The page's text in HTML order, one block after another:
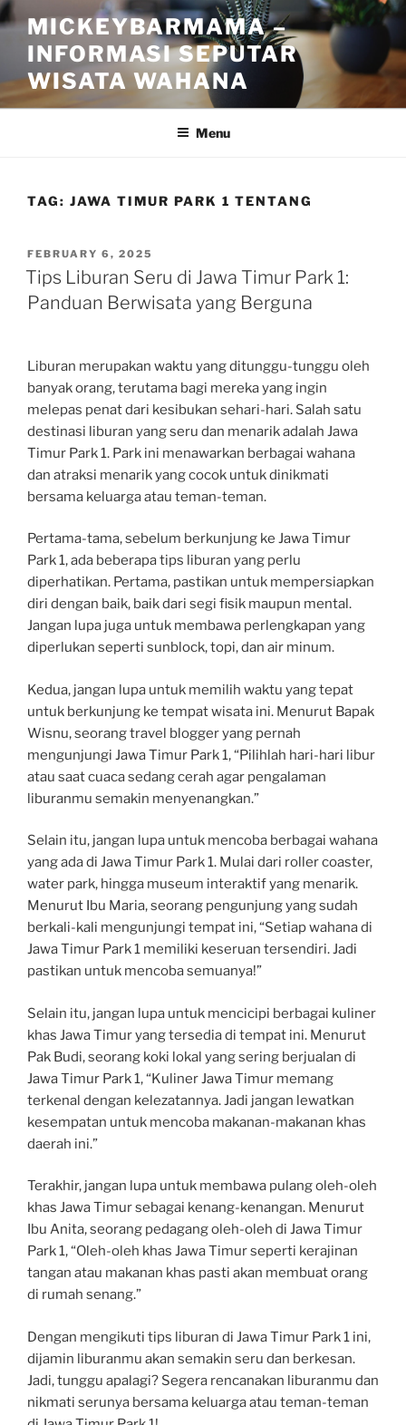
Skip
to
content
MICKEYBARMAMA –
INFORMASI SEPUTAR
WISATA WAHANA
Menu
TAG: JAWA TIMUR PARK 1 TENTANG
POSTED
ON
FEBRUARY 6, 2025
Tips Liburan Seru di Jawa Timur Park 1:
Panduan Berwisata yang Berguna
Liburan merupakan waktu yang ditunggu-tunggu oleh
banyak orang, terutama bagi mereka yang ingin
melepas penat dari kesibukan sehari-hari. Salah satu
destinasi liburan yang seru dan menarik adalah Jawa
Timur Park 1. Park ini menawarkan berbagai wahana
dan atraksi menarik yang cocok untuk dinikmati
bersama keluarga atau teman-teman.
Pertama-tama, sebelum berkunjung ke Jawa Timur
Park 1, ada beberapa tips liburan yang perlu
diperhatikan. Pertama, pastikan untuk mempersiapkan
diri dengan baik, baik dari segi fisik maupun mental.
Jangan lupa juga untuk membawa perlengkapan yang
diperlukan seperti sunblock, topi, dan air minum.
Kedua, jangan lupa untuk memilih waktu yang tepat
untuk berkunjung ke tempat wisata ini. Menurut Bapak
Wisnu, seorang travel blogger yang pernah
mengunjungi Jawa Timur Park 1, “Pilihlah hari-hari libur
atau saat cuaca sedang cerah agar pengalaman
liburanmu semakin menyenangkan.”
Selain itu, jangan lupa untuk mencoba berbagai wahana
yang ada di Jawa Timur Park 1. Mulai dari roller coaster,
water park, hingga museum interaktif yang menarik.
Menurut Ibu Maria, seorang pengunjung yang sudah
berkali-kali mengunjungi tempat ini, “Setiap wahana di
Jawa Timur Park 1 memiliki keseruan tersendiri. Jadi
pastikan untuk mencoba semuanya!”
Selain itu, jangan lupa untuk mencicipi berbagai kuliner
khas Jawa Timur yang tersedia di tempat ini. Menurut
Pak Budi, seorang koki lokal yang sering berjualan di
Jawa Timur Park 1, “Kuliner Jawa Timur memang
terkenal dengan kelezatannya. Jadi jangan lewatkan
kesempatan untuk mencoba makanan-makanan khas
daerah ini.”
Terakhir, jangan lupa untuk membawa pulang oleh-oleh
khas Jawa Timur sebagai kenang-kenangan. Menurut
Ibu Anita, seorang pedagang oleh-oleh di Jawa Timur
Park 1, “Oleh-oleh khas Jawa Timur seperti kerajinan
tangan atau makanan khas pasti akan membuat orang
di rumah senang.”
Dengan mengikuti tips liburan di Jawa Timur Park 1 ini,
dijamin liburanmu akan semakin seru dan berkesan.
Jadi, tunggu apalagi? Segera rencanakan liburanmu dan
nikmati serunya bersama keluarga atau teman-teman